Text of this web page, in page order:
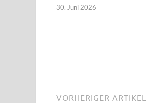
30. Juni 2026
VORHERIGER ARTIKEL